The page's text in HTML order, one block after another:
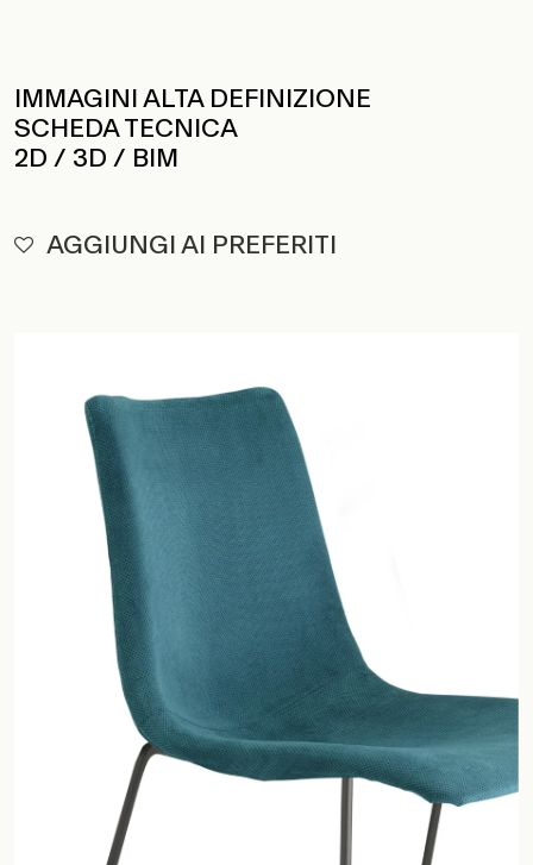
IMMAGINI ALTA DEFINIZIONE
SCHEDA TECNICA
2D / 3D / BIM
AGGIUNGI AI PREFERITI